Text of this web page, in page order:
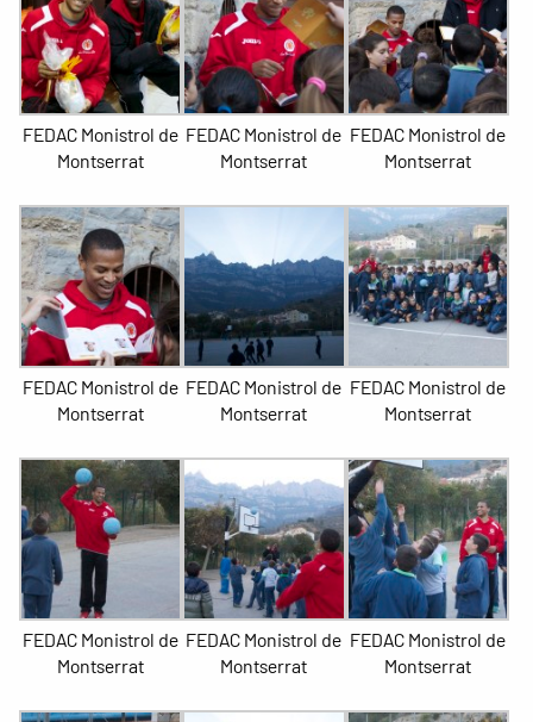
FEDAC Monistrol de
Montserrat
FEDAC Monistrol de
Montserrat
FEDAC Monistrol de
Montserrat
FEDAC Monistrol de
Montserrat
FEDAC Monistrol de
Montserrat
FEDAC Monistrol de
Montserrat
FEDAC Monistrol de
Montserrat
FEDAC Monistrol de
Montserrat
FEDAC Monistrol de
Montserrat